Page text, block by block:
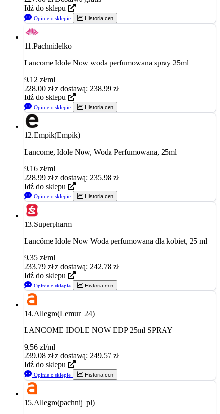
Idź do sklepu
Opinie o sklepie Historia cen
11.Pachnidelko
Lancome Idole Now woda perfumowana spray 25ml
9.12 zł/ml
228.00 zł z dostawą: 238.99 zł
Idź do sklepu
Opinie o sklepie Historia cen
12.Empik(Empik)
Lancome, Idole Now, Woda Perfumowana, 25ml
9.16 zł/ml
228.99 zł z dostawą: 235.98 zł
Idź do sklepu
Opinie o sklepie Historia cen
13.Superpharm
Lancôme Idole Now Woda perfumowana dla kobiet, 25 ml
9.35 zł/ml
233.79 zł z dostawą: 242.78 zł
Idź do sklepu
Opinie o sklepie Historia cen
14.Allegro(Lemur_24)
LANCOME IDOLE NOW EDP 25ml SPRAY
9.56 zł/ml
239.08 zł z dostawą: 249.57 zł
Idź do sklepu
Opinie o sklepie Historia cen
15.Allegro(pachnij_pl)